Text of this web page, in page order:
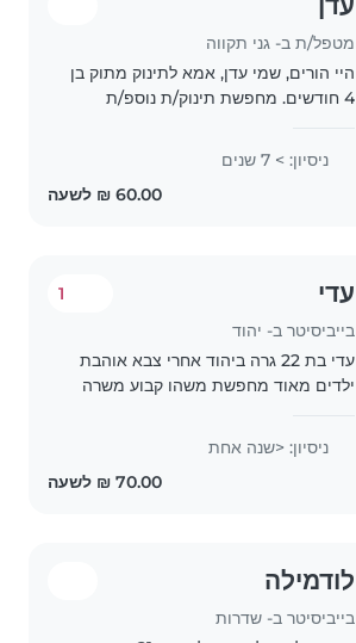
מטפל/ת ב- גני תקווה
היי הורים, שמי עדן, אמא לתינוק מתוק בן
4 חודשים. מחפשת תינוק/ת נוספ/ת
בנוסף לעבודה בגני ילדים וצהרונים...
ניסיון: > 7 שנים
עדי
בייביסיטר ב- יהוד
1
עדי בת 22 גרה ביהוד אחרי צבא אוהבת
ילדים מאוד מחפשת משהו קבוע משרה
מיידי לכמה שיותר שעות במהלך כל שעות
ניסיון: <שנה אחת
לודמילה
בייביסיטר ב- שדרות